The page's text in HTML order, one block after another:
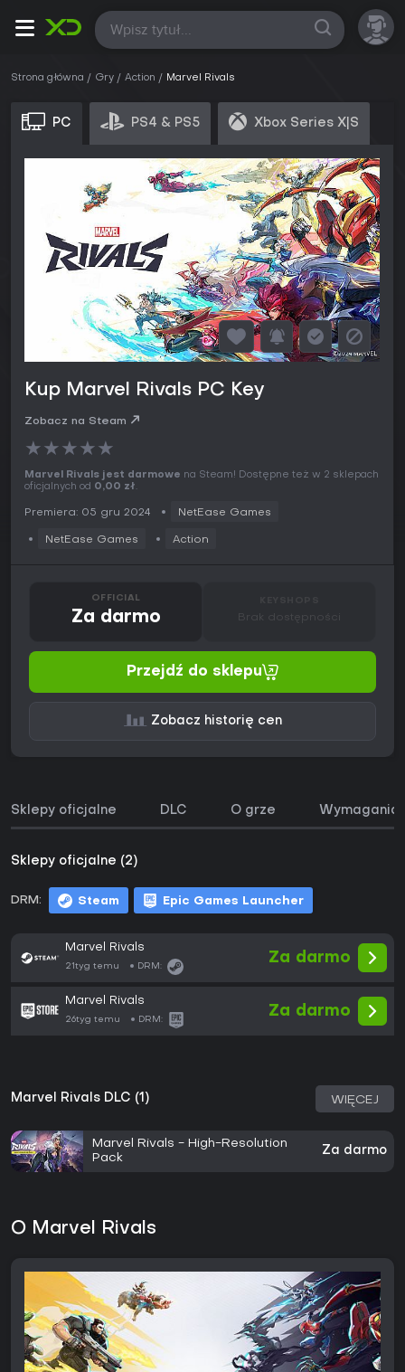
Wszystkie
Strona główna Gry Action Marvel Rivals
PC PS4 & PS5 Xbox Series X|S
Kup Marvel Rivals PC Key
Zobacz na Steam
★★★★★
Marvel Rivals jest darmowe na Steam! Dostępne też w 2 sklepach
oficjalnych od 0,00 zł.
Premiera: 05 gru 2024 NetEase Games
NetEase Games Action
OFFICIAL
Za darmo Brak dostępności
Przejdź do sklepu
Zobacz historię cen
Sklepy oficjalne DLC O grze Wymagania
Sklepy oficjalne (2)
DRM: Steam Epic Games Launcher
Marvel Rivals
21tyg temu DRM:
Za darmo
Marvel Rivals
26tyg temu DRM:
Za darmo
Marvel Rivals DLC (1) WIĘCEJ
Marvel Rivals - High-Resolution
Pack
Za darmo
O Marvel Rivals